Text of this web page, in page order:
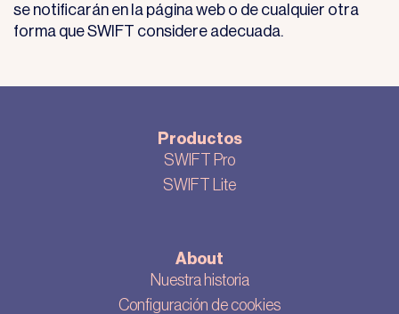
se notificarán en la página web o de cualquier otra
forma que SWIFT considere adecuada.
Productos
SWIFT Pro
SWIFT Lite
About
Nuestra historia
Configuración de cookies